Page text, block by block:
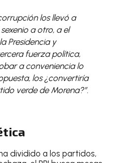
los llevó a
a otro, a el
Presidencia y
fuerza política,
a conveniencia lo
los ¿convertiría
verde de Morena?”.
dividido a los partidos,